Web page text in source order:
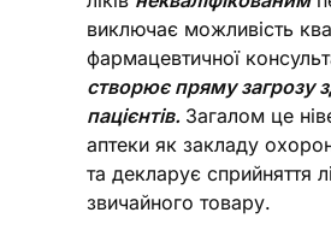
виключає можливість
фармацевтичної
створює пряму загрозу
пацієнтів. Загалом це
аптеки як закладу
та декларує сприйняття
звичайного товару.